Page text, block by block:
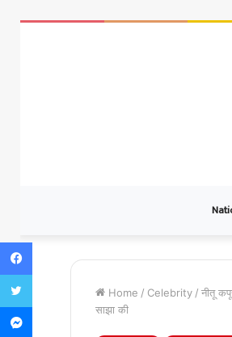
Home / Celebrity / नीतू
साझा की
Facebook
Twitter
Messenger